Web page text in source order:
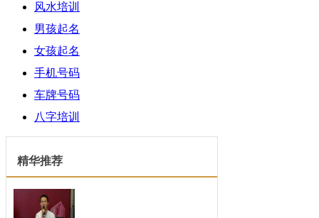
风水培训
男孩起名
女孩起名
手机号码
车牌号码
八字培训
精华推荐